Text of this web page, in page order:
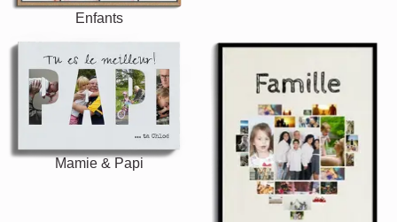
Enfants
Mamie & Papi